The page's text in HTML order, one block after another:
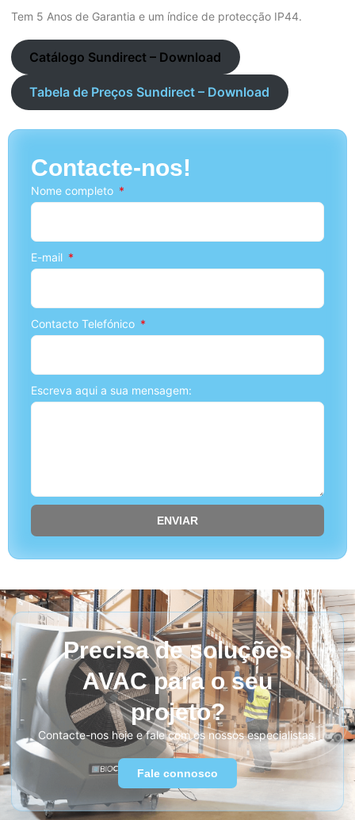
Tem 5 Anos de Garantia e um índice de protecção IP44.
Catálogo Sundirect – Download
Tabela de Preços Sundirect – Download
Contacte-nos!
Nome completo
E-mail
Contacto Telefónico
Escreva aqui a sua mensagem:
ENVIAR
Precisa de soluções
AVAC para o seu
projeto?
Contacte-nos hoje e fale com os nossos especialistas.
Fale connosco